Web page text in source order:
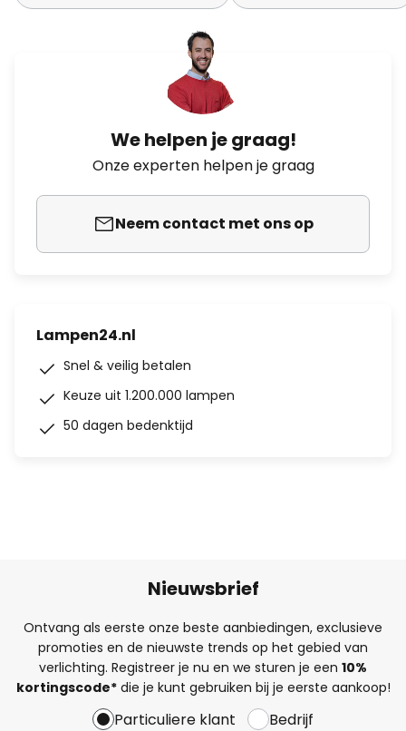
We helpen je graag!
Onze experten helpen je graag
Neem contact met ons op
Lampen24.nl
Snel & veilig betalen
Keuze uit 1.200.000 lampen
50 dagen bedenktijd
Nieuwsbrief
Ontvang als eerste onze beste aanbiedingen, exclusieve
promoties en de nieuwste trends op het gebied van
verlichting. Registreer je nu en we sturen je een 10%
kortingscode*die je kunt gebruiken bij je eerste aankoop!
Particuliere klant Bedrijf